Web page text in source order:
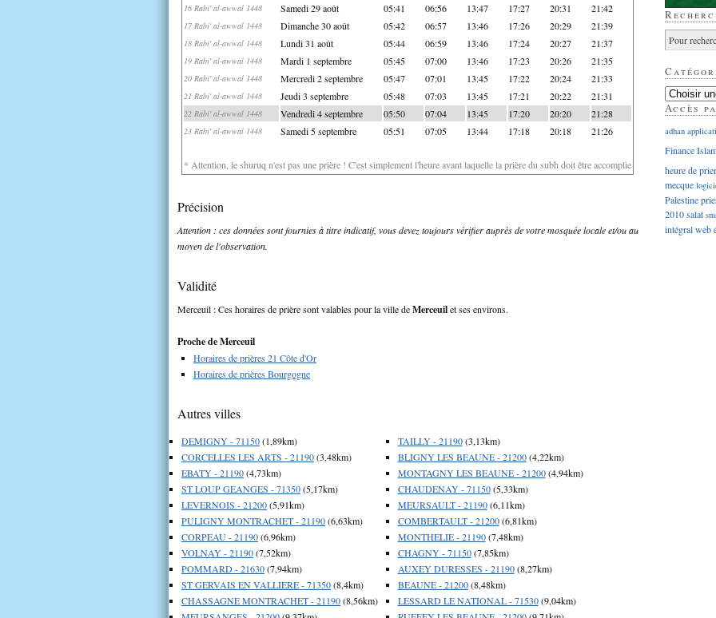
16 Rabi' al-awwal 1448 Samedi 29 août 05:41 06:56 13:47 17:27 20:31 21:42
17 Rabi' al-awwal 1448 Dimanche 30 août 05:42 06:57 13:46 17:26 20:29 21:39
18 Rabi' al-awwal 1448 Lundi 31 août 05:44 06:59 13:46 17:24 20:27 21:37
19 Rabi' al-awwal 1448 Mardi 1 septembre 05:45 07:00 13:46 17:23 20:26 21:35
20 Rabi' al-awwal 1448 Mercredi 2 septembre 05:47 07:01 13:45 17:22 20:24 21:33
21 Rabi' al-awwal 1448 Jeudi 3 septembre 05:48 07:03 13:45 17:21 20:22 21:31
22 Rabi' al-awwal 1448 Vendredi 4 septembre 05:50 07:04 13:45 17:20 20:20 21:28
23 Rabi' al-awwal 1448 Samedi 5 septembre 05:51 07:05 13:44 17:18 20:18 21:26
* Attention, le shuruq n'est pas une prière ! C'est simplement l'heure avant laquelle la prière du subh doit être accomplie
Précision
Attention : ces données sont fournies à titre indicatif, vous devez toujours vérifier auprès de votre mosquée locale et/ou au
moyen de l'observation.
Validité
Merceuil : Ces horaires de prière sont valables pour la ville deMerceuilet ses environs.
Proche de Merceuil
Horaires de prières 21 Côte d'Or
Horaires de prières Bourgogne
Autres villes
DEMIGNY - 71150(1,89km)
CORCELLES LES ARTS - 21190(3,48km)
EBATY - 21190(4,73km)
ST LOUP GEANGES - 71350(5,17km)
LEVERNOIS - 21200(5,91km)
PULIGNY MONTRACHET - 21190(6,63km)
CORPEAU - 21190(6,96km)
VOLNAY - 21190(7,52km)
POMMARD - 21630(7,94km)
ST GERVAIS EN VALLIERE - 71350(8,4km)
CHASSAGNE MONTRACHET - 21190(8,56km)
TAILLY - 21190(3,13km)
BLIGNY LES BEAUNE - 21200(4,22km)
MONTAGNY LES BEAUNE - 21200(4,94km)
CHAUDENAY - 71150(5,33km)
MEURSAULT - 21190(6,11km)
COMBERTAULT - 21200(6,81km)
MONTHELIE - 21190(7,48km)
CHAGNY - 71150(7,85km)
AUXEY DURESSES - 21190(8,27km)
BEAUNE - 21200(8,48km)
LESSARD LE NATIONAL - 71530(9,04km)
Accès
adhan
Finance
heure de
mecque
Palestine
2010salat
intégralweb